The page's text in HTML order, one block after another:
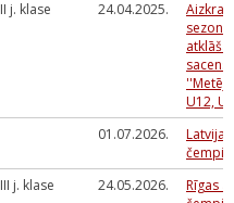
II j. klase 24.04.2025.
U12,
01.07.2026.
III j. klase 24.05.2026.
Rīgas